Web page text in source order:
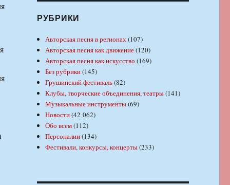
РУБРИКИ
Авторская песня в регионах(107)
Авторская песня как движение(120)
Авторская песня как искусство (169)
Без рубрики(145)
Грушинский фестиваль(82)
Клубы, творческие объединения, театры(141)
Музыкальные инструменты(69)
Новости(42 062)
Обо всем(112)
Персоналии(134)
Фестивали, конкурсы, концерты(233)